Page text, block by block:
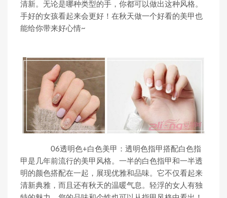
清新。无论是哪种类型的手，你都可以做出这种风格。
手好的女孩看起来会更好！在秋天做一个好看的美甲也
能给你带来好心情~
06透明色+白色美甲：透明色指甲搭配白色指
甲是几年前流行的美甲风格。一半的白色指甲和一半透
明的颜色搭配在一起，展现优雅和品味。它不仅看起来
清新典雅，而且还有秋天的温暖气息。轻浮的女人有独